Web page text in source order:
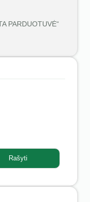
PARDUOTUVĖ“
Rašyti